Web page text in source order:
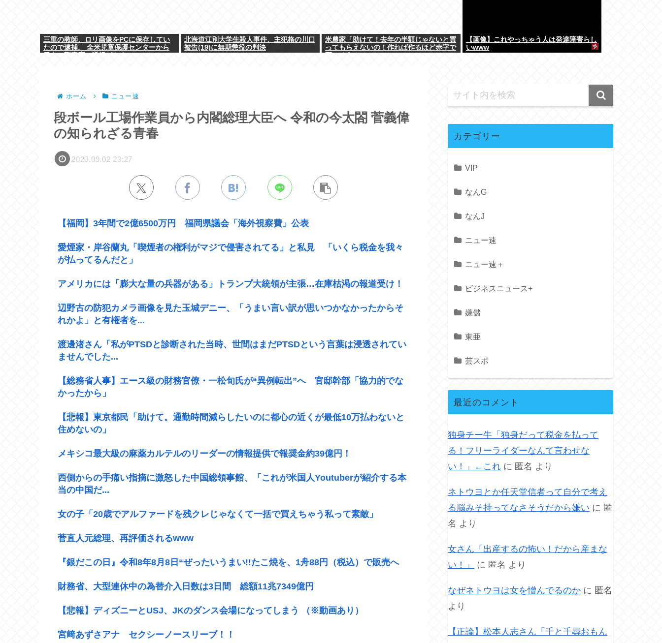
三重の教師、ロリ画像をPCに保存してい
たので逮捕。 全米児童保護センターから
北海道江別大学生殺人事件、主犯格の川口
被告(19)に無期懲役の判決
米農家「助けて！去年の半額じゃないと買
ってもらえないの！作れば作るほど赤字で
【画像】これやっちゃう人は発達障害らし
いwww
ホーム ニュー速
段ボール工場作業員から内閣総理大臣へ 令和の今太閤 菅義偉
の知られざる青春
2020.09.02 23:27
【福岡】3年間で2億6500万円 福岡県議会「海外視察費」公表
愛煙家・岸谷蘭丸「喫煙者の権利がマジで侵害されてる」と私見 「いくら税金を我々
が払ってるんだと」
アメリカには「膨大な量の兵器がある」トランプ大統領が主張…在庫枯渇の報道受け！
辺野古の防犯カメラ画像を見た玉城デニー、「うまい言い訳が思いつかなかったからそ
れかよ」と有権者を...
渡邊渚さん「私がPTSDと診断された当時、世間はまだPTSDという言葉は浸透されてい
ませんでした...
【総務省人事】エース級の財務官僚・一松旬氏が“異例転出”へ 官邸幹部「協力的でな
かったから」
【悲報】東京都民「助けて。通勤時間減らしたいのに都心の近くが最低10万払わないと
住めないの」
メキシコ最大級の麻薬カルテルのリーダーの情報提供で報奨金約39億円！
西側からの手痛い指摘に激怒した中国総領事館、「これが米国人Youtuberが紹介する本
当の中国だ...
女の子「20歳でアルファードを残クレじゃなくて一括で買えちゃう私って素敵」
菅直人元総理、再評価されるwww
『銀だこの日』令和8年8月8日“ぜったいうまい!!たこ焼を、1舟88円（税込）で販売へ
財務省、大型連休中の為替介入日数は3日間 総額11兆7349億円
【悲報】ディズニーとUSJ、JKのダンス会場になってしまう （※動画あり）
宮﨑あずさアナ セクシーノースリーブ！！
カテゴリー
VIP
なんG
なんJ
ニュー速
ニュー速＋
ビジネスニュース+
嫌儲
東亜
芸スポ
最近のコメント
独身チー牛「独身だって税金を払って
る！フリーライダーなんて言わせな
い！」←これ に 匿名 より
ネトウヨとか任天堂信者って自分で考え
る脳みそ持ってなさそうだから嫌い に 匿
名 より
女さん「出産するの怖い！だから産まな
い！」
に 匿名 より
なぜネトウヨは女を憎んでるのか に 匿名
より
【正論】松本人志さん「千と千尋おもん